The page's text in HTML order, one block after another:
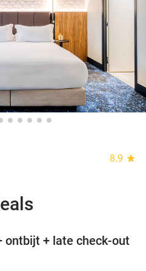
8.9 star
ontbijt + late check-out